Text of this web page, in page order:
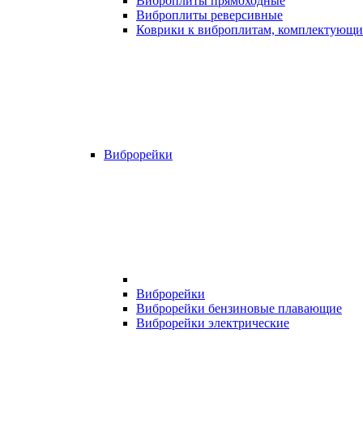
Виброплиты реверсивные
Коврики к виброплитам,
Виброрейки
Виброрейки
Виброрейки бензиновые плавающие
Виброрейки электрические